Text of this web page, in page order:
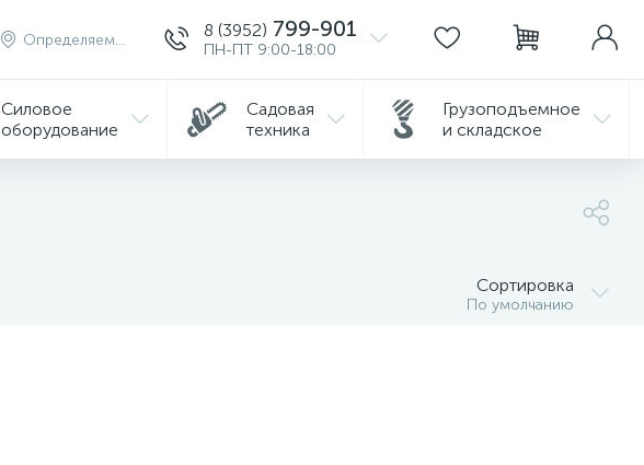
Определяем... 8 (3952) 799-901
ПН-ПТ 9:00-18:00
Силовое
оборудование
Садовая
техника
Грузоподъемное
и складское
Сортировка
По умолчанию